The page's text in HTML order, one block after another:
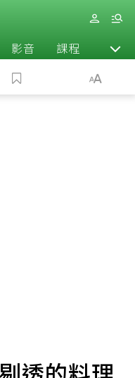
影音 課程 退休